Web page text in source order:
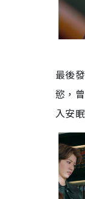
最後
慾，
入安